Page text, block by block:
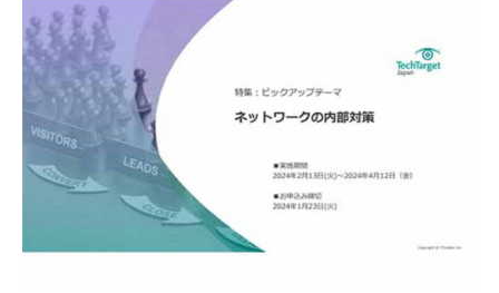
オンライン展示会/協賛ウェビナー
販売パートナー募集